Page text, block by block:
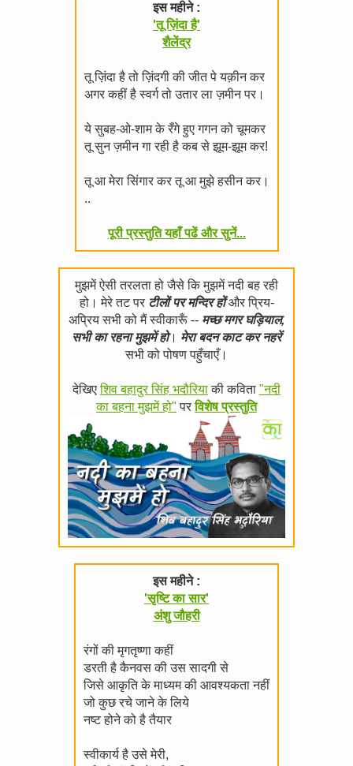
इस महीने :
'तू ज़िंदा है'
शैलेंद्र
तू ज़िंदा है तो ज़िंदगी की जीत पे यक़ीन कर
अगर कहीं है स्वर्ग तो उतार ला ज़मीन पर।
ये सुबह-ओ-शाम के रँगे हुए गगन को चूमकर
तू सुन ज़मीन गा रही है कब से झूम-झूम कर!
तू आ मेरा सिंगार कर तू आ मुझे हसीन कर।
..
पूरी प्रस्तुति यहाँ पढें और सुनें...
मुझमें ऐसी तरलता हो जैसे कि मुझमें नदी बह रही
हो। मेरे तट पर टीलों पर मन्दिर होंऔर प्रिय-
अप्रिय सभी को मैं स्वीकारूँ -- मच्छ मगर घड़ियाल,
सभी का रहना मुझमें हो। मेरा बदन काट कर नहरें
सभी को पोषण पहुँचाएँ।
देखिएशिव बहादुर सिंह भदौरियाकी कविता "नदी
का बहना मुझमें हो" परविशेष प्रस्तुति
इस महीने :
'सृष्टि का सार'
अंशु जौहरी
रंगों की मृगतृष्णा कहीं
डरती है कैनवस की उस सादगी से
जिसे आकृति के माध्यम की आवश्यकता नहीं
जो कुछ रचे जाने के लिये
नष्ट होने को है तैयार
स्वीकार्य है उसे मेरी,